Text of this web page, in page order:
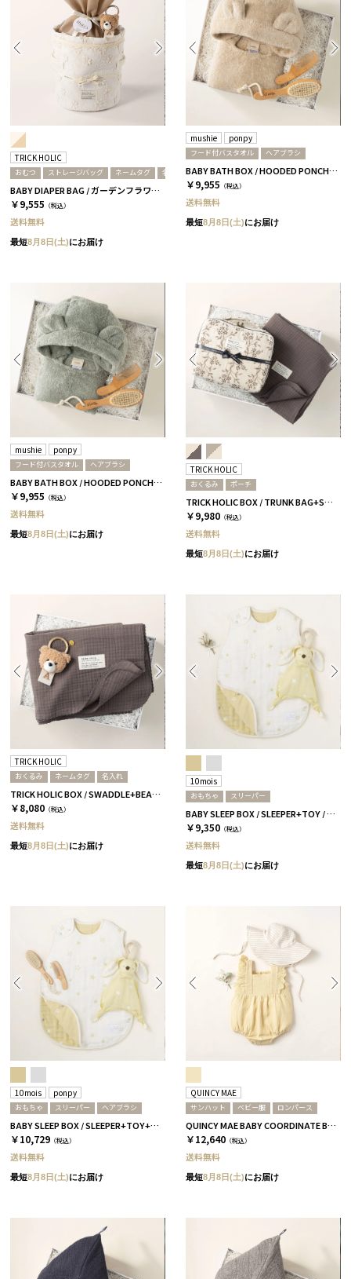
TRICK HOLIC
おむつ ストレージバッグ ネームタグ 名入れ
BABY DIAPER BAG / ガーデンフラワー［トリックホリック］ Y
￥9,555 （税込）
送料無料
最短8月8日(土)にお届け
mushie ponpy
フード付バスタオル ヘアブラシ
BABY BATH BOX / HOODED PONCHO+HAIR BRUSH / アイボリー
￥9,955 （税込）
送料無料
最短8月8日(土)にお届け
mushie ponpy
フード付バスタオル ヘアブラシ
BABY BATH BOX / HOODED PONCHO+HAIR BRUSH / ミント
￥9,955 （税込）
送料無料
最短8月8日(土)にお届け
TRICK HOLIC
おくるみ ポーチ
TRICK HOLIC BOX / TRUNK BAG+SWADDLE / ヴィンテージフラワー［トリックホリック］
￥9,980 （税込）
送料無料
最短8月8日(土)にお届け
TRICK HOLIC
おくるみ ネームタグ 名入れ
TRICK HOLIC BOX / SWADDLE+BEAR TAG / チャコール［トリックホリック］ R
￥8,080 （税込）
送料無料
最短8月8日(土)にお届け
10mois
おもちゃ スリーパー
BABY SLEEP BOX / SLEEPER+TOY / エクリュ
￥9,350 （税込）
送料無料
最短8月8日(土)にお届け
10mois ponpy
おもちゃ スリーパー ヘアブラシ
BABY SLEEP BOX / SLEEPER+TOY+HAIR BRUSH / エクリュ
￥10,729 （税込）
送料無料
最短8月8日(土)にお届け
QUINCY MAE
サンハット ベビー服 ロンパース
QUINCY MAE BABY COORDINATE BOX / ロンパース＋サンハット / レモンイエロー［クインシーメイ］
￥12,640 （税込）
送料無料
最短8月8日(土)にお届け